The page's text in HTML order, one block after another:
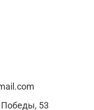
Победы, 53